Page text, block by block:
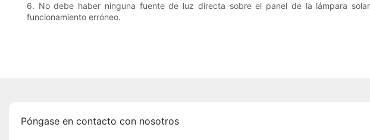
6. No debe haber ninguna fuente de luz directa sobre el panel de la lámpara
funcionamiento erróneo.
Póngase en contacto con nosotros